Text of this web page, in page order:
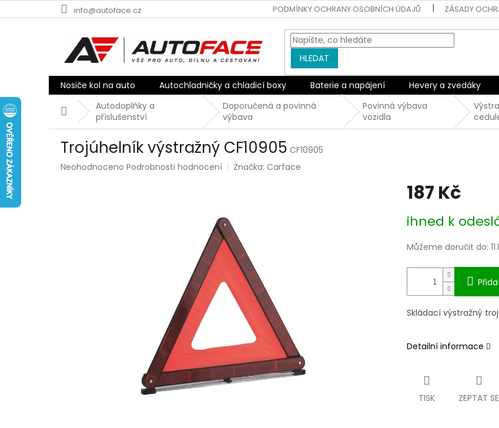
na
info@autoface.cz PODMÍNKY OCHRANY OSOBNÍCH ÚDAJŮ ZÁSADY
HLEDAT
Nosiče kol na auto Autochladničky a chladicí boxy Baterie a napájení Hevery a zvedáky
DomůAutodoplňky a
příslušenství
Doporučená a povinná
výbava
Povinná výbava
vozidla
Trojúhelník výstražný CF10905 CF10905
Průměrné
Neohodnoceno Podrobnosti hodnocení Značka:Carface
187 Kč
cena:
ihned k
Můžeme doručit do:
Skládací výstražný
Detailní informace
TISK ZEPTAT SE